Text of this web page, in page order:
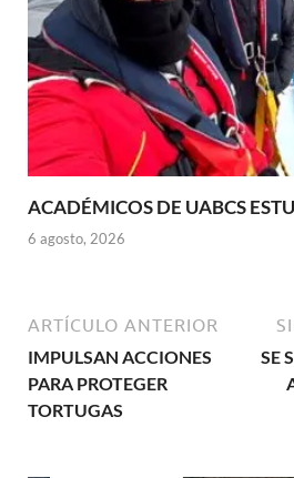
ACADÉMICOS DE UABCS
6 agosto, 2026
ARTÍCULO ANTERIOR
IMPULSAN ACCIONES
PARA PROTEGER
TORTUGAS
SE